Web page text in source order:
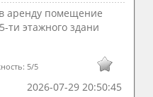
аренду помещение
ти этажного здани
5/5
2026-07-29 20:50:45